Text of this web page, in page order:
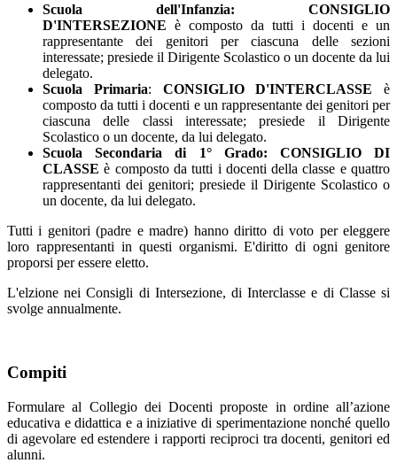
Scuola dell'Infanzia: CONSIGLIO
D'INTERSEZIONE è composto da tutti i docenti e un
rappresentante dei genitori per ciascuna delle sezioni
interessate; presiede il Dirigente Scolastico o un docente da lui
delegato.
Scuola Primaria: CONSIGLIO D'INTERCLASSE è
composto da tutti i docenti e un rappresentante dei genitori per
ciascuna delle classi interessate; presiede il Dirigente
Scolastico o un docente, da lui delegato.
Scuola Secondaria di 1° Grado: CONSIGLIO DI
CLASSE è composto da tutti i docenti della classe e quattro
rappresentanti dei genitori; presiede il Dirigente Scolastico o
un docente, da lui delegato.
Tutti i genitori (padre e madre) hanno diritto di voto per eleggere
loro rappresentanti in questi organismi. E'diritto di ogni genitore
proporsi per essere eletto.
L'elzione nei Consigli di Intersezione, di Interclasse e di Classe si
svolge annualmente.
Compiti
Formulare al Collegio dei Docenti proposte in ordine all’azione
educativa e didattica e a iniziative di sperimentazione nonché quello
di agevolare ed estendere i rapporti reciproci tra docenti, genitori ed
alunni.